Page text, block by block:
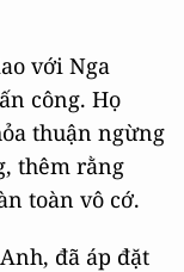
với Nga
công. Họ
thuận ngừng
thêm rằng
toàn vô cớ.
đã áp đặt